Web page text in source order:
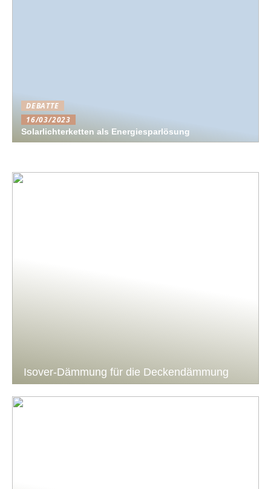
DEBATTE
16/03/2023
Solarlichterketten als Energiesparlösung
Isover-Dämmung für die Deckendämmung